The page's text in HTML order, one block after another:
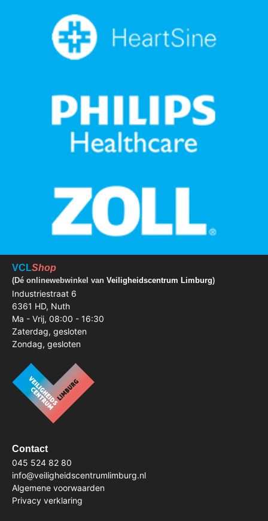
VCLShop
(Dé onlinewebwinkel van Veiligheidscentrum Limburg)
Industriestraat 6
6361 HD, Nuth
Ma - Vrij, 08:00 - 16:30
Zaterdag, gesloten
Zondag, gesloten
Contact
045 524 82 80
info@veiligheidscentrumlimburg.nl
Algemene voorwaarden
Privacy verklaring